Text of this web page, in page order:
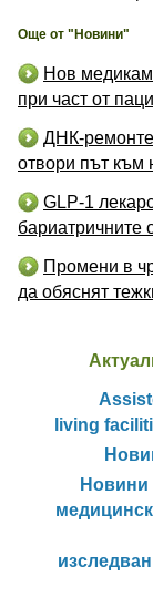
Още от "Новини"
Нов
при част от
ДНК-
отвори път към
GLP-1
Промени в
да обяснят
living
Новини